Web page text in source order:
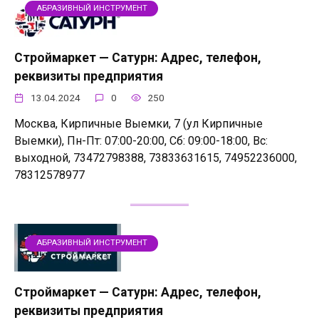
АБРАЗИВНЫЙ ИНСТРУМЕНТ
Строймаркет — Сатурн: Адрес, телефон,
реквизиты предприятия
13.04.2024 0 250
Москва, Кирпичные Выемки, 7 (ул Кирпичные
Выемки), Пн-Пт: 07:00-20:00, Сб: 09:00-18:00, Вс:
выходной, 73472798388, 73833631615, 74952236000,
78312578977
АБРАЗИВНЫЙ ИНСТРУМЕНТ
Строймаркет — Сатурн: Адрес, телефон,
реквизиты предприятия